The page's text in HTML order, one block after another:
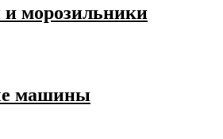
морозильники
машины